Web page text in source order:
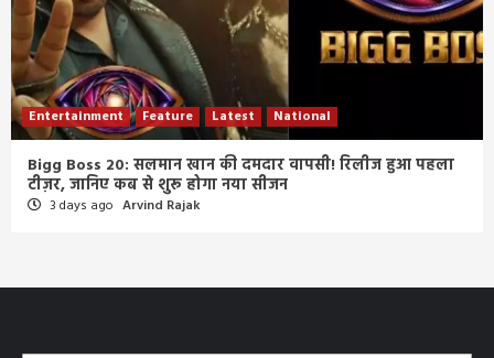
Entertainment Feature Latest National
Bigg Boss 20: सलमान खान की दमदार वापसी! रिलीज हुआ पहला
टीज़र, जानिए कब से शुरू होगा नया सीजन
3 days ago Arvind Rajak